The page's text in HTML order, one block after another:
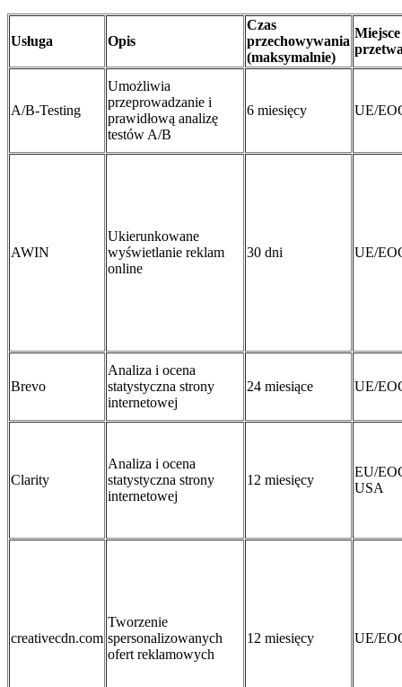
Usługa Opis
Czas
przechowywania
(maksymalnie)
Miejsce
A/B-Testing
Umożliwia
przeprowadzanie i
prawidłową analizę
testów A/B
6 miesięcy UE/
AWIN
Ukierunkowane
wyświetlanie reklam
online
30 dni UE/
Brevo
Analiza i ocena
statystyczna strony
internetowej
24 miesiące UE/
Clarity
Analiza i ocena
statystyczna strony
internetowej
12 miesięcy
EU/
USA
creativecdn.com
Tworzenie
spersonalizowanych
ofert reklamowych
12 miesięcy UE/